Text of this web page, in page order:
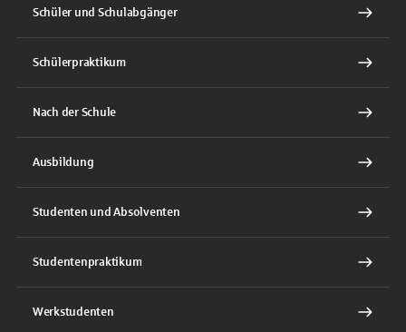
Schüler und Schulabgänger
Schülerpraktikum
Nach der Schule
Ausbildung
Studenten und Absolventen
Studentenpraktikum
Werkstudenten